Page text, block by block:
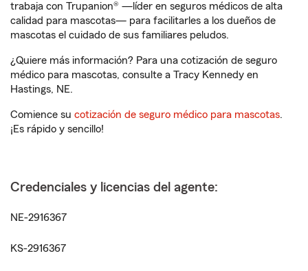
trabaja con Trupanion® —líder en seguros médicos de alta
calidad para mascotas— para facilitarles a los dueños de
mascotas el cuidado de sus familiares peludos.
¿Quiere más información? Para una cotización de seguro
médico para mascotas, consulte a Tracy Kennedy en
Hastings, NE.
Comience su cotización de seguro médico para mascotas.
¡Es rápido y sencillo!
Credenciales y licencias del agente:
NE-2916367
KS-2916367